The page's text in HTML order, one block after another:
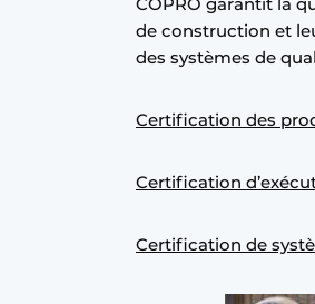
de construction et
des systèmes de
Certification des
Certification
Certification de